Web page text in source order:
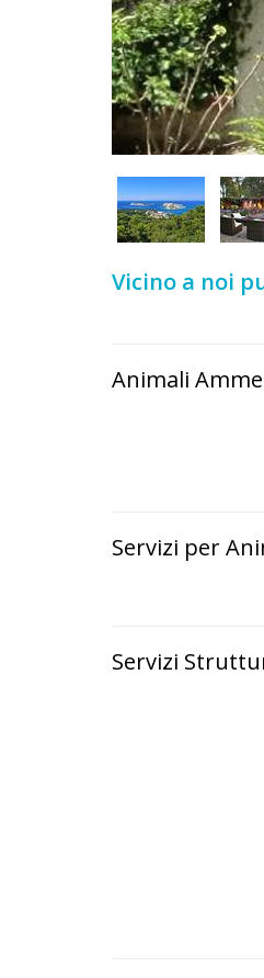
CHIEDI
CODICE
SCONTO
Attività
Vicino a noi
Animali
Servizi per
Servizi